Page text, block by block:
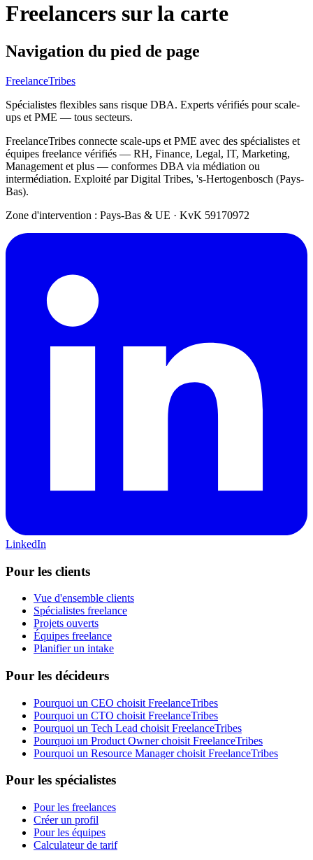
Freelancers sur la carte
Navigation du pied de page
FreelanceTribes
Spécialistes flexibles sans risque DBA. Experts vérifiés pour scale-
ups et PME — tous secteurs.
FreelanceTribes connecte scale-ups et PME avec des spécialistes et
équipes freelance vérifiés — RH, Finance, Legal, IT, Marketing,
Management et plus — conformes DBA via médiation ou
intermédiation. Exploité par Digital Tribes, 's-Hertogenbosch (Pays-
Bas).
Zone d'intervention : Pays-Bas & UE · KvK 59170972
LinkedIn
Pour les clients
Vue d'ensemble clients
Spécialistes freelance
Projets ouverts
Équipes freelance
Planifier un intake
Pour les décideurs
Pourquoi un CEO choisit FreelanceTribes
Pourquoi un CTO choisit FreelanceTribes
Pourquoi un Tech Lead choisit FreelanceTribes
Pourquoi un Product Owner choisit FreelanceTribes
Pourquoi un Resource Manager choisit FreelanceTribes
Pour les spécialistes
Pour les freelances
Créer un profil
Pour les équipes
Calculateur de tarif